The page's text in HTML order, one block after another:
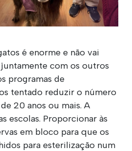
é enorme e não vai
juntamente com os outros
programas de
tentado reduzir o número
20 anos ou mais. A
escolas. Proporcionar às
em bloco para que os
para esterilização num